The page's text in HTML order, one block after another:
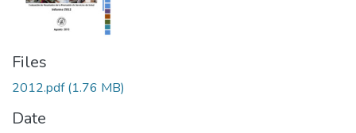
Files
2012.pdf(1.76 MB)
Date